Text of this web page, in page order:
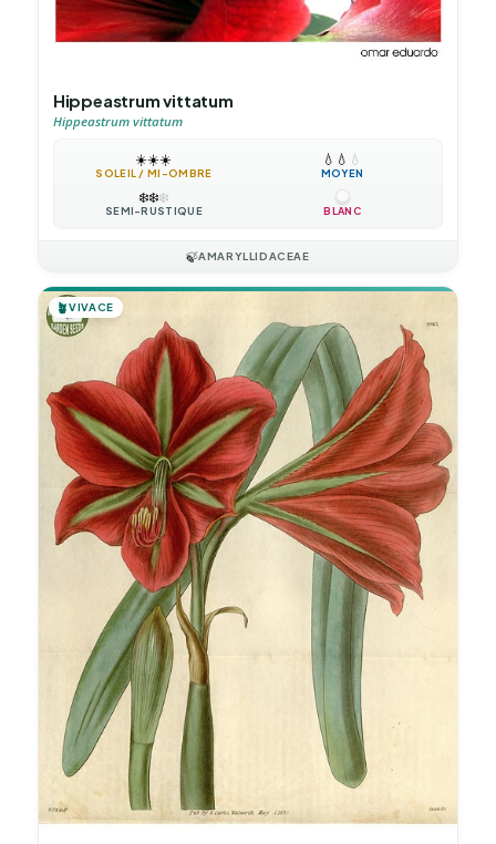
Hippeastrum vittatum
Hippeastrum vittatum
☀️☀️☀️
SOLEIL / MI-OMBRE
💧 💧 💧
MOYEN
❄️❄️❄️
SEMI-RUSTIQUE BLANC
🍃AMARYLLIDACEAE
🪴VIVACE